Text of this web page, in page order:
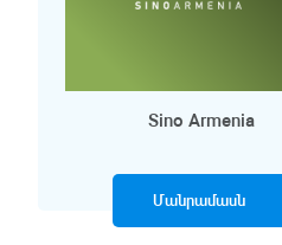
Sino Armenia
Մանրամասն